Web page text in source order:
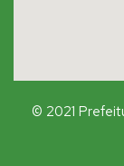
© 2021